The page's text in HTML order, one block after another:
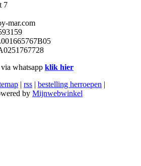
7
mar.com
whatsapp klik hier
| rss | bestelling herroepen |
by Mijnwebwinkel